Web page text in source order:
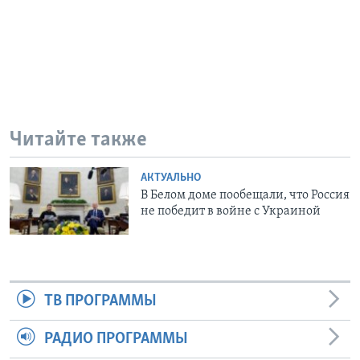
Читайте также
АКТУАЛЬНО
В Белом доме пообещали, что Россия
не победит в войне с Украиной
ТВ ПРОГРАММЫ
РАДИО ПРОГРАММЫ